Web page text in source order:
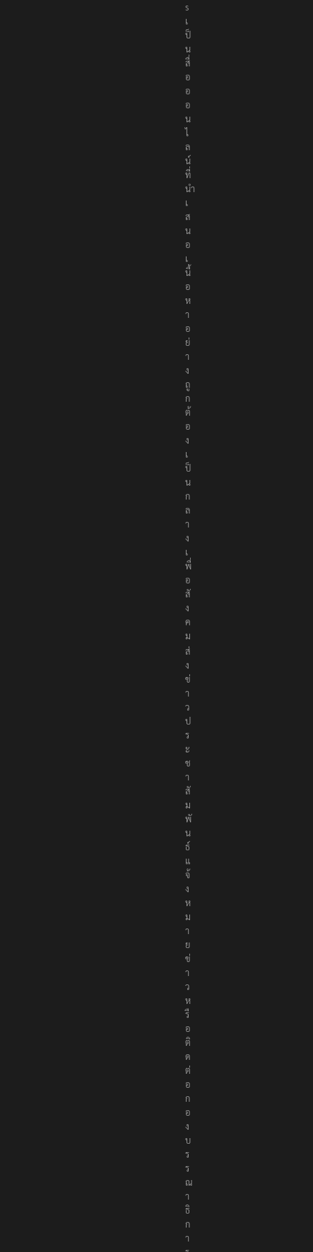
r
s
เ
ป็
น
สื่
อ
อ
อ
น
ไ
ล
น์
ที่
นำ
เ
ส
น
อ
เ
นื้
อ
ห
า
อ
ย่
า
ง
ถู
ก
ต้
อ
ง
เ
ป็
น
ก
ล
า
ง
เ
พื่
อ
สั
ง
ค
ม
ส่
ง
ข่
า
ว
ป
ร
ะ
ช
า
สั
ม
พั
น
ธ์
แ
จ้
ง
ห
ม
า
ย
ข่
า
ว
ห
รื
อ
ติ
ด
ต่
อ
ก
อ
ง
บ
ร
ร
ณ
า
ธิ
ก